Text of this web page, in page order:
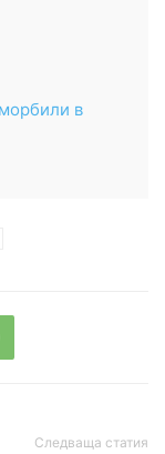
в
Следваща статия